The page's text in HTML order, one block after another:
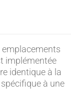
implémentée
identique à la
à une